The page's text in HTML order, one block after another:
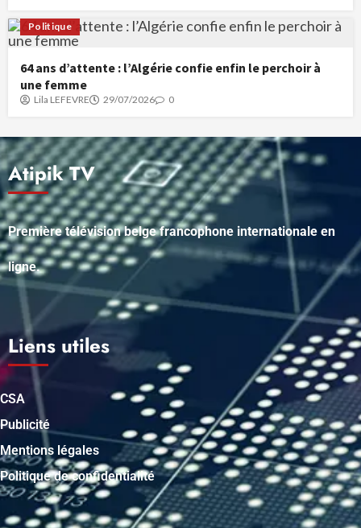
Politique
64 ans d’attente : l’Algérie confie enfin le perchoir à
une femme
Lila LEFEVRE 29/07/2026 0
Atipik TV
Première télévision belge francophone internationale en
ligne.
Liens utiles
CSA
Publicité
Mentions légales
Politique de confidentialité